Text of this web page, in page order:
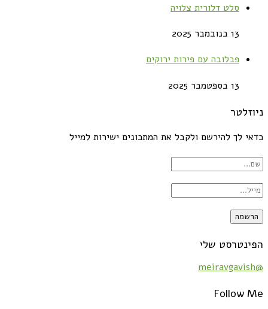
סלט דלורית צלויה
13 בנובמבר 2025
פבלובה עם פירות ירוקים
13 בספטמבר 2025
ניוזלטר
כדאי לך להירשם ולקבל את המתכונים ישירות למייל
הפינטרסט שלי
@meiravgavish
Follow Me